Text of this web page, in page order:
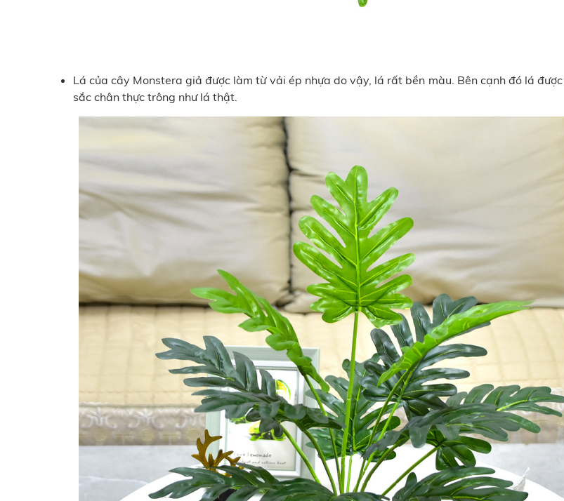
Lá của cây Monstera giả được làm từ vải ép nhựa do vậy, lá rất bền màu. Bên cạnh đó lá
sắc chân thực trông như lá thật.